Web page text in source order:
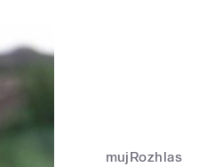
mujRozhlas